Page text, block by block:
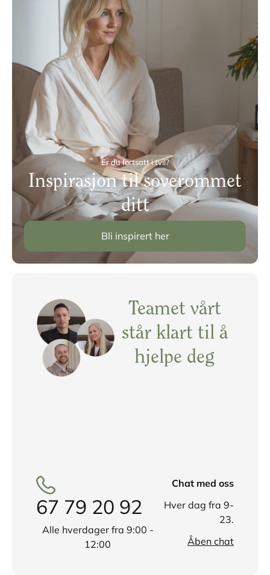
Er du fortsatt i tvil?
Inspirasjon til soverommet
ditt
Bli inspirert her
Teamet vårt
står klart til å
hjelpe deg
67 79 20 92
Alle hverdager fra 9:00 -
12:00
Chat med oss
Hver dag fra 9-
23.
Åben chat